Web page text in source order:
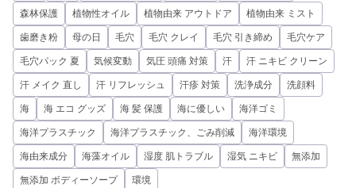
森林保護 植物性オイル 植物由来 アウトドア 植物由来 ミスト
歯磨き粉 母の日 毛穴 毛穴 クレイ 毛穴 引き締め 毛穴ケア
毛穴パック 夏 気候変動 気圧 頭痛 対策 汗 汗 ニキビ クリーン
汗 メイク 直し 汗 リフレッシュ 汗疹 対策 洗浄成分 洗顔料
海 海 エコ グッズ 海 髪 保護 海に優しい 海洋ゴミ
海洋プラスチック 海洋プラスチック、ごみ削減 海洋環境
海由来成分 海藻オイル 湿度 肌トラブル 湿気 ニキビ 無添加
無添加 ボディーソープ 環境